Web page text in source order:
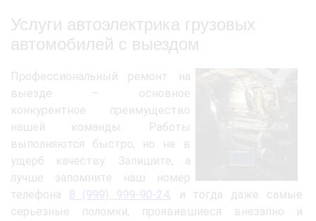
Услуги автоэлектрика грузовых
автомобилей с выездом
Профессиональный ремонт на
выезде – основное
конкурентное преимущество
нашей команды. Работы
выполняются быстро, но не в
ущерб качеству. Запишите, а
лучше запомните наш номер
телефона 8 (999) 999-90-24, и тогда даже самые
серьезные поломки, проявившиеся внезапно и